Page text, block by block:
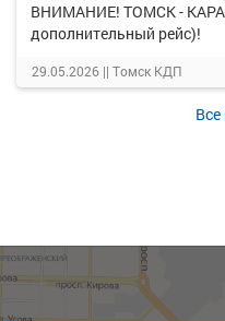
ВНИМАНИЕ! ТОМСК -
дополнительный рейс)!
29.05.2026 || Томск КДП
Все